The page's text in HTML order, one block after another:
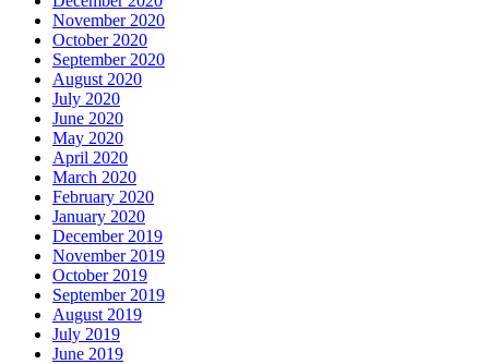
November 2020
October 2020
September 2020
August 2020
July 2020
June 2020
May 2020
April 2020
March 2020
February 2020
January 2020
December 2019
November 2019
October 2019
September 2019
August 2019
July 2019
June 2019